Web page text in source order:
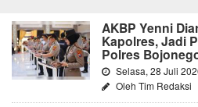
AKBP Yenni
Kapolres, Jadi
Polres
Selasa, 28 Juli
Oleh Tim Redaksi